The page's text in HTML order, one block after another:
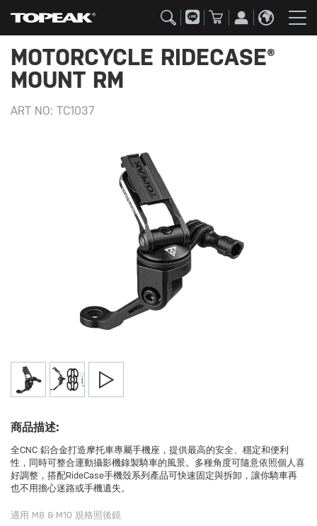
MOTORCYCLE RIDECASE®
MOUNT RM
ART NO: TC1037
商品描述:
全CNC 鋁合金打造摩托車專屬手機座，提供最高的安全、穩定和便利
性，同時可整合運動攝影機錄製騎車的風景。多種角度可隨意依照個人喜
好調整，搭配RideCase手機殼系列產品可快速固定與拆卸，讓你騎車再
也不用擔心迷路或手機遺失。
適用 M8 & M10 規格照後鏡